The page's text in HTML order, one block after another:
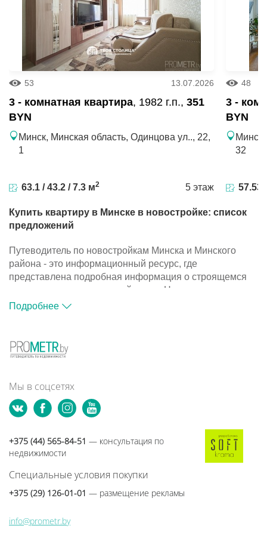
53 13.07.2026
3 - комнатная квартира, 1982 г.п., 351
BYN
Минск, Минская область, Одинцова ул.., 22,
1
63.1 / 43.2 / 7.3 м2 5 этаж
48
3 -
BYN
32
57.53
Купить квартиру в Минске в новостройке: список
предложений
Путеводитель по новостройкам Минска и Минского
района - это информационный ресурс, где
представлена подробная информация о строящемся
жилье и компаниях-застройщиках. На портале
размещена база объектов, с помощью которой вы
Путеводитель по новостройкам Минска и Минского
района - это информационный ресурс, где
жилье и компаниях-застройщиках. На портале
сможете подобрать подходящий вариант для покупки
Подробнее
Мы в соцсетях
+375 (44) 565-84-51 — консультация по
недвижимости
Специальные условия покупки
+375 (29) 126-01-01 — размещение рекламы
info@prometr.by